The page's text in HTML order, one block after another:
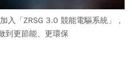
入「ZRSG 3.0 競能電驅系統」，
到更節能、更環保